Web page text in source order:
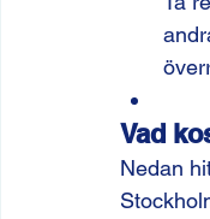
Vad
Nedan